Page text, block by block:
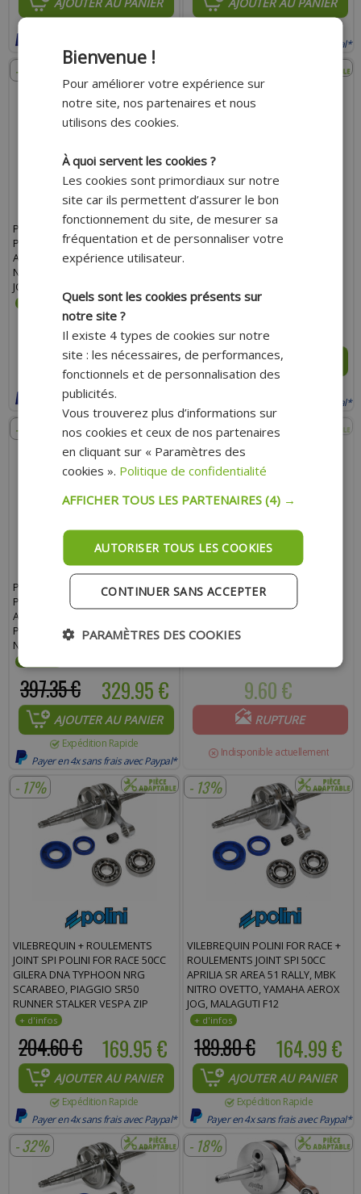
Payer en 4x sans frais avec Paypal*
- 18%
PACK BAS ET HAUT MOTEUR
POLINI CYLINDRE, VILO ET
ACCESSOIRES : SCOOTER MBK
NITRO, MACH-G, AEROX, YAMAHA
JOG, APRILIA RALLY
359.95 €
440.10 €
AJOUTER AU PANIER
Payer en 4x sans frais avec Paypal*
PACK BAS ET HAUT MOTEUR
POLINI CYLINDRE, VILO ET
MALAGUTI F10, F12, F15
429.19 €
AJOUTER AU PANIER
Payer en 4x sans frais avec Paypal*
- 17%
PACK BAS ET HAUT MOTEUR
POLINI CYLINDRE, VILO ET
ACCESSOIRES : SCOOTER
PIAGGIO TYPHOON, FLY, LIBERTY,
NRG, VESPA, ZIP, GILERA TPH,
STALKER, ITALJET, DERBI, APRILIA
329.95 €
397.35 €
AJOUTER AU PANIER
Expédition Rapide
Payer en 4x sans frais avec Paypal*
SEGMENTS X2 POLINI 40X1,2
POUR KIT 50 FONTE : MBK
OVETTO NITRO
9.60 €
RUPTURE
Indisponible actuellement
- 17%
VILEBREQUIN + ROULEMENTS
JOINT SPI POLINI FOR RACE 50CC
GILERA DNA TYPHOON NRG
SCARABEO, PIAGGIO SR50
RUNNER STALKER VESPA ZIP
169.95 €
204.60 €
AJOUTER AU PANIER
Expédition Rapide
Payer en 4x sans frais avec Paypal*
- 13%
VILEBREQUIN POLINI FOR RACE +
ROULEMENTS JOINT SPI 50CC
APRILIA SR AREA 51 RALLY, MBK
NITRO OVETTO, YAMAHA AEROX
JOG, MALAGUTI F12
164.99 €
189.80 €
AJOUTER AU PANIER
Expédition Rapide
Payer en 4x sans frais avec Paypal*
- 32% - 18%
Bienvenue !
Pour améliorer votre expérience sur
notre site, nos partenaires et nous
utilisons des cookies.
À quoi servent les cookies ?
Les cookies sont primordiaux sur notre
site car ils permettent d’assurer le bon
fonctionnement du site, de mesurer sa
fréquentation et de personnaliser votre
expérience utilisateur.
Quels sont les cookies présents sur
notre site ?
Il existe 4 types de cookies sur notre
site : les nécessaires, de performances,
fonctionnels et de personnalisation des
publicités.
Vous trouverez plus d’informations sur
nos cookies et ceux de nos partenaires
en cliquant sur « Paramètres des
cookies ». Politique de confidentialité
AFFICHER TOUS LES PARTENAIRES(4) →
AUTORISER TOUS LES COOKIES
CONTINUER SANS ACCEPTER
PARAMÈTRES DES COOKIES